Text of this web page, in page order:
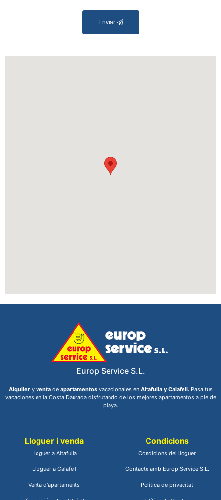
Enviar
Europ Service S.L.
Alquilery ventade apartamentosvacacionales en Altafulla y Calafell. Pasa tus
vacaciones en la Costa Daurada disfrutando de los mejores apartamentos a pie de
playa.
Lloguer i venda
Lloguer a Altafulla
Lloguer a Calafell
Venta d'apartaments
Condicions
Condicions del lloguer
Contacte amb Europ Service S.L.
Política de privacitat